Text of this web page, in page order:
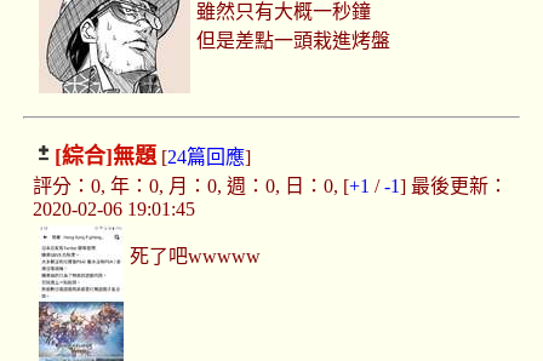
雖然只有大概一秒鐘
但是差點一頭栽進烤盤
[綜合]無題[24篇回應]
評分：0, 年：0, 月：0, 週：0, 日：0, [+1 /-1] 最後更新：
2020-02-06 19:01:45
死了吧wwwww